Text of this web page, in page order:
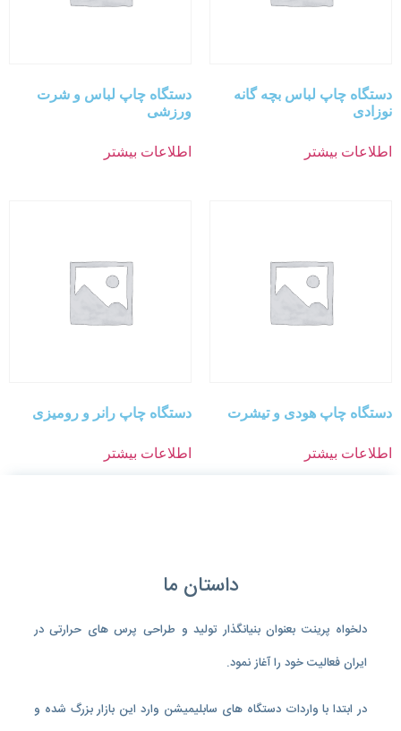
دستگاه چاپ لباس بچه گانه
نوزادی
اطلاعات بیشتر
دستگاه چاپ لباس و شرت
ورزشی
اطلاعات بیشتر
دستگاه چاپ هودی و تیشرت
اطلاعات بیشتر
دستگاه چاپ رانر و رومیزی
اطلاعات بیشتر
داستان ما
دلخواه پرینت بعنوان بنیانگذار تولید و طراحی پرس های حرارتی در
ایران فعالیت خود را آغاز نمود.
در ابتدا با واردات دستگاه های سابلیمیشن وارد این بازار بزرگ شده و